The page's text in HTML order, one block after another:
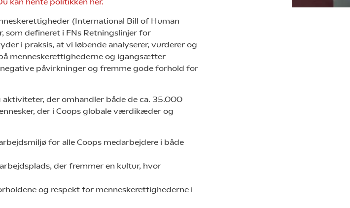
(International Bill of Human
som defineret i FNs Retningslinjer for
i praksis, at vi løbende analyserer, vurderer og
menneskerettighederne og igangsætter
påvirkninger og fremme gode forhold for
der omhandler både de ca. 35.000
der i Coops globale værdikæder og
for alle Coops medarbejdere i både
der fremmer en kultur, hvor
og respekt for menneskerettighederne i